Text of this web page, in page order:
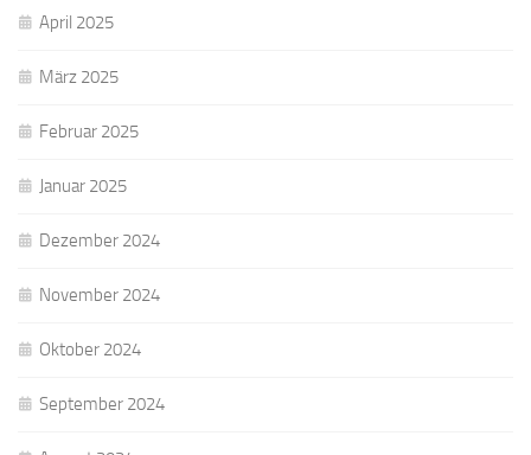
April 2025
März 2025
Februar 2025
Januar 2025
Dezember 2024
November 2024
Oktober 2024
September 2024